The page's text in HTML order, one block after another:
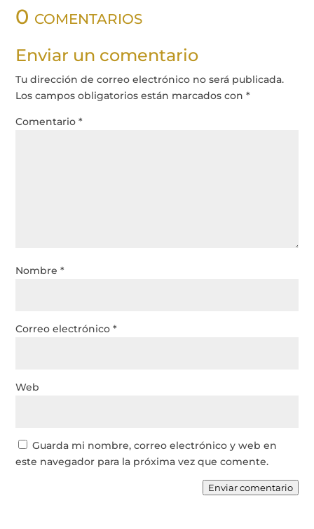
0 comentarios
Enviar un comentario
Tu dirección de correo electrónico no será publicada.
Los campos obligatorios están marcados con*
Comentario*
Nombre*
Correo electrónico*
Web
Guarda mi nombre, correo electrónico y web en
este navegador para la próxima vez que comente.
Enviar comentario